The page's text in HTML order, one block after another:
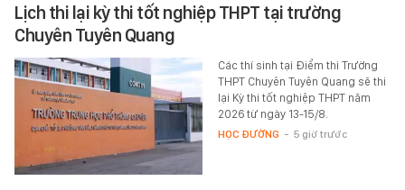
Lịch thi lại kỳ thi tốt nghiệp THPT tại trường
Chuyên Tuyên Quang
Các thí sinh tại Điểm thi Trường
THPT Chuyên Tuyên Quang sẽ thi
lại Kỳ thi tốt nghiệp THPT năm
2026 từ ngày 13-15/8.
HỌC ĐƯỜNG - 5 giờ trước